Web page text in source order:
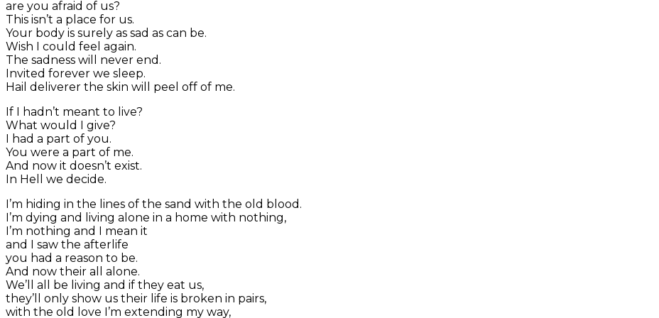
are you afraid of us?
This isn’t a place for us.
Your body is surely as sad as can be.
Wish I could feel again.
The sadness will never end.
Invited forever we sleep.
Hail deliverer the skin will peel off of me.
If I hadn’t meant to live?
What would I give?
I had a part of you.
You were a part of me.
And now it doesn’t exist.
In Hell we decide.
I’m hiding in the lines of the sand with the old blood.
I’m dying and living alone in a home with nothing,
I’m nothing and I mean it
and I saw the afterlife
you had a reason to be.
And now their all alone.
We’ll all be living and if they eat us,
they’ll only show us their life is broken in pairs,
with the old love I’m extending my way,